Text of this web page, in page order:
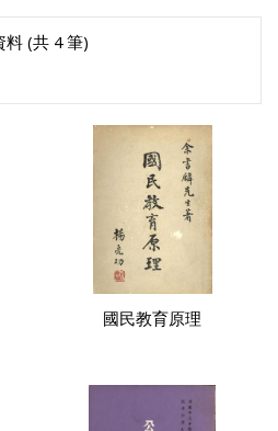
(共 4 筆)
國民教育原理